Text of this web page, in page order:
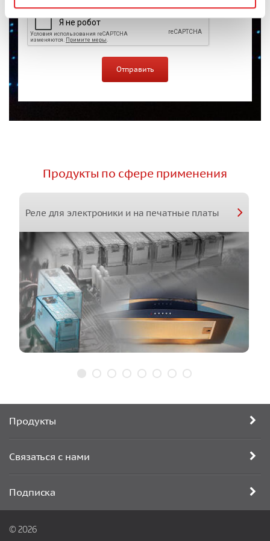
Продукты по сфере применения
Реле для электроники и на печатные платы
Продукты
Связаться с нами
Подписка
© 2026